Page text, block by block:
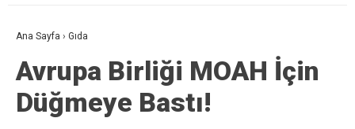
Ana Sayfa › Gıda
Avrupa Birliği MOAH İçin
Düğmeye Bastı!